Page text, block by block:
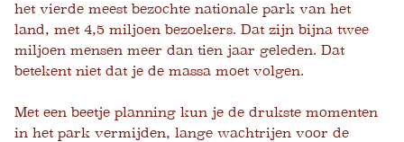
het vierde meest bezochte nationale park van het
land, met 4,5 miljoen bezoekers. Dat zijn bijna twee
miljoen mensen meer dan tien jaar geleden. Dat
betekent niet dat je de massa moet volgen.
Met een beetje planning kun je de drukste momenten
in het park vermijden, lange wachtrijen voor de